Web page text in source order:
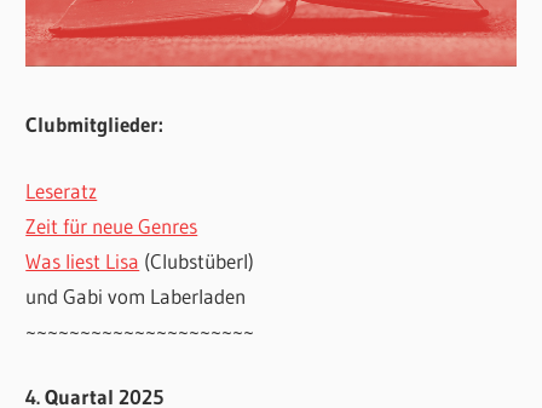
Clubmitglieder:
Leseratz
Zeit für neue Genres
Was liest Lisa (Clubstüberl)
und Gabi vom Laberladen
~~~~~~~~~~~~~~~~~~~~~
4. Quartal 2025